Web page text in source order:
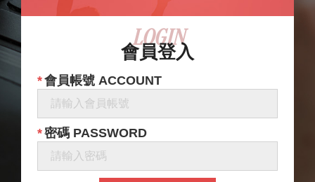
會員登入
LOGIN
會員帳號 ACCOUNT
密碼 PASSWORD